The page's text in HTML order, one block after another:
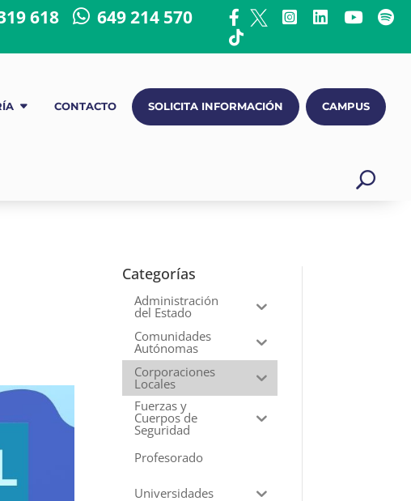
618 649 214 570
CONTACTO SOLICITA INFORMACIÓN CAMPUS
Categorías
Administración
del Estado
Comunidades
Autónomas
Corporaciones
Locales
Fuerzas y
Cuerpos de
Seguridad
Profesorado
Universidades